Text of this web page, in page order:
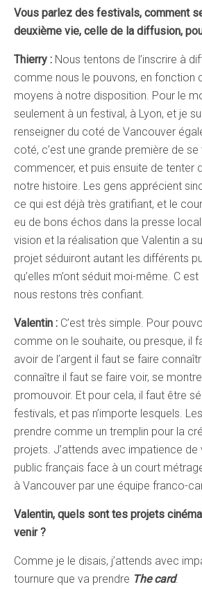
Vous parlez des festivals, comment
deuxième vie, celle de la diffusion,
Thierry : Nous tentons de l’inscrire à
comme nous le pouvons, en fonction
moyens à notre disposition. Pour le
seulement à un festival, à Lyon, et je
renseigner du coté de Vancouver
coté, c’est une grande première de se
commencer, et puis ensuite de tenter
notre histoire. Les gens apprécient
ce qui est déjà très gratifiant, et le
eu de bons échos dans la presse
vision et la réalisation que Valentin a
projet séduiront autant les différents
qu’elles m’ont séduit moi-même. C est
nous restons très confiant.
Valentin : C’est très simple. Pour
comme on le souhaite, ou presque, il
avoir de l’argent il faut se faire
connaître il faut se faire voir, se
promouvoir. Et pour cela, il faut être
festivals, et pas n’importe lesquels.
prendre comme un tremplin pour la
projets. J’attends avec impatience de
public français face à un court
à Vancouver par une équipe franco-
Valentin, quels sont tes projets
venir ?
Comme je le disais, j’attends avec
tournure que va prendre The card.